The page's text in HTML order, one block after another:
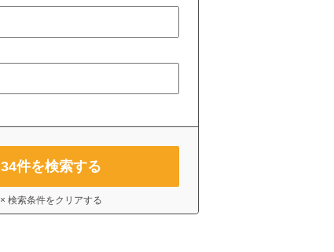
34件を検索する
× 検索条件をクリアする